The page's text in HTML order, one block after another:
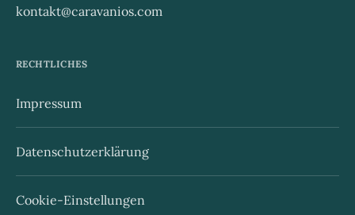
kontakt@caravanios.com
RECHTLICHES
Impressum
Datenschutzerklärung
Cookie-Einstellungen